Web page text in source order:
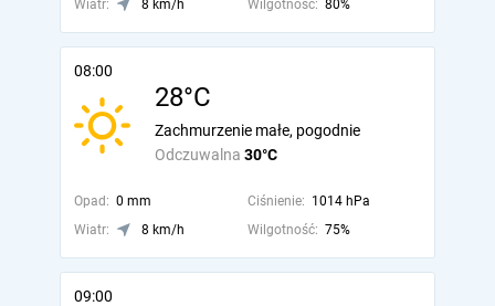
Wiatr: 8 km/h Wilgotność: 80%
08:00
28°C
Odczuwalna 30°C
Zachmurzenie małe, pogodnie
Opad: 0 mm Ciśnienie: 1014 hPa
Wiatr:
8 km/h Wilgotność: 75%
09:00